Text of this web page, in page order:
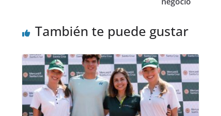
También te puede gustar